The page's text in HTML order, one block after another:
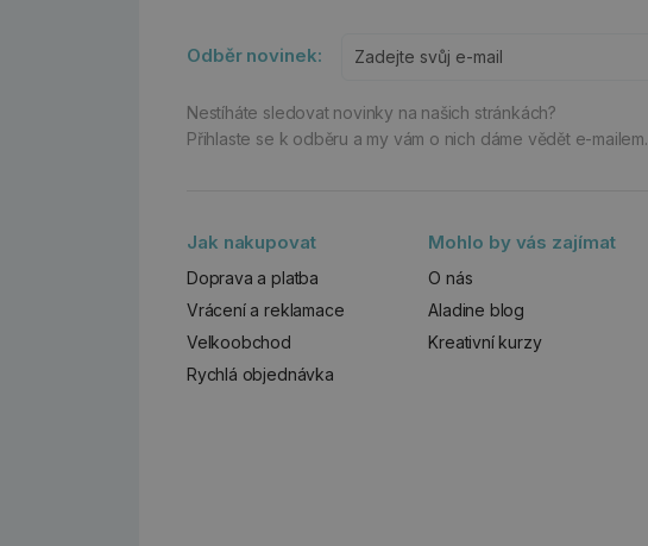
Odběr novinek:
Nestíháte sledovat novinky na našich stránkách?
Přihlaste se k odběru a my vám o nich dáme vědět e-mailem.
Jak nakupovat
Doprava a platba
Vrácení a reklamace
Velkoobchod
Rychlá objednávka
Mohlo by vás zajímat
O nás
Aladine blog
Kreativní kurzy